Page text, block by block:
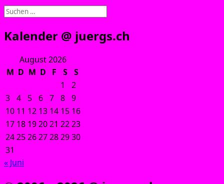
Suchen
Kalender @ juergs.ch
August 2026
M D M D F S
S
1
2
3 4 5 6 7 8 9
10 11 12 13 14 15 16
17 18 192021 2223
24252627282930
31
« Juni